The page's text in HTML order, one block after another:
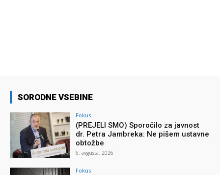
SORODNE VSEBINE
Fokus
(PREJELI SMO) Sporočilo za javnost
dr. Petra Jambreka: Ne pišem ustavne
obtožbe
6. avgusta, 2026
Fokus